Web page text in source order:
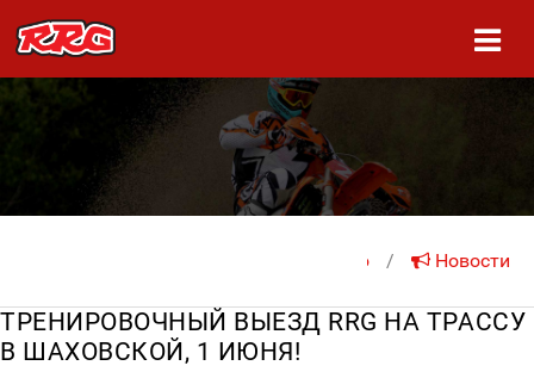
На главную / Новости
ТРЕНИРОВОЧНЫЙ ВЫЕЗД RRG НА ТРАССУ
В ШАХОВСКОЙ, 1 ИЮНЯ!